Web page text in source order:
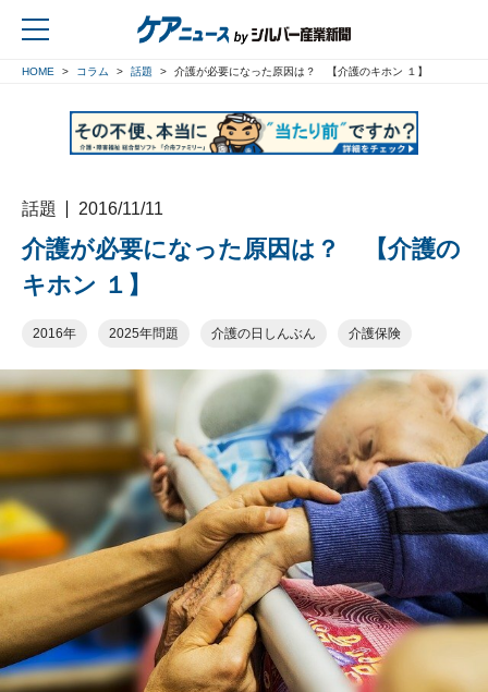
HOME コラム 話題 介護が必要になった原因は？ 【介護のキホン １】
話題 2016/11/11
介護が必要になった原因は？ 【介護の
キホン １】
2016年 2025年問題 介護の日しんぶん 介護保険